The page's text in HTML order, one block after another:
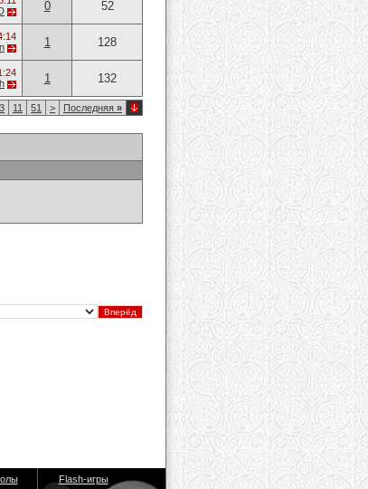
0 52
1 128
1 132
3 11 51 > Последняя »
Flash-игры